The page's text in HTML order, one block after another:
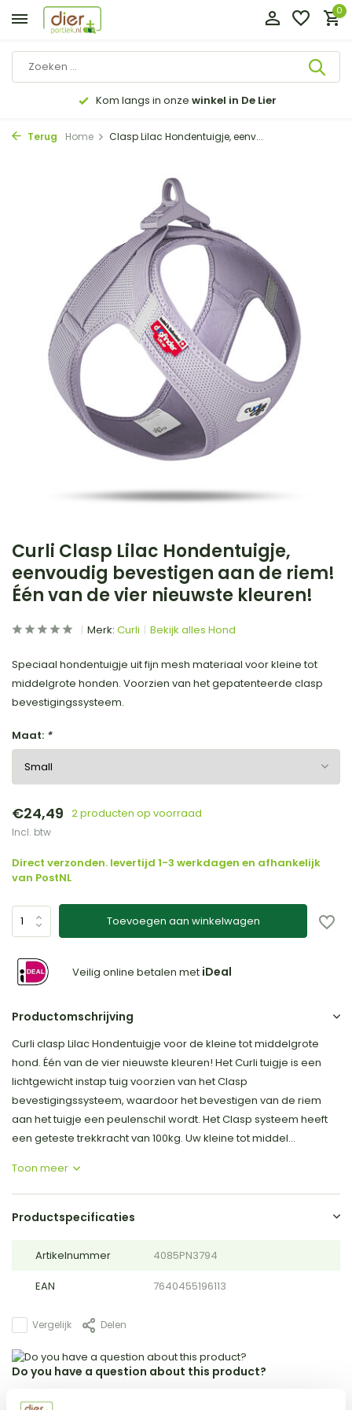
0
Kom langs in onze winkel in De Lier
Terug Home Clasp Lilac Hondentuigje, eenv...
Curli Clasp Lilac Hondentuigje,
eenvoudig bevestigen aan de riem!
Één van de vier nieuwste kleuren!
Merk: Curli Bekijk alles Hond
Speciaal hondentuigje uit fijn mesh materiaal voor kleine tot
middelgrote honden. Voorzien van het gepatenteerde clasp
bevestigingssysteem.
Maat: *
€24,49 2 producten op voorraad
Incl. btw
Direct verzonden. levertijd 1-3 werkdagen en afhankelijk
van PostNL
Toevoegen aan winkelwagen
Veilig online betalen met iDeal
Productomschrijving
Curli clasp Lilac Hondentuigje voor de kleine tot middelgrote
hond. Één van de vier nieuwste kleuren! Het Curli tuigje is een
lichtgewicht instap tuig voorzien van het Clasp
bevestigingssysteem, waardoor het bevestigen van de riem
aan het tuigje een peulenschil wordt. Het Clasp systeem heeft
een geteste trekkracht van 100kg. Uw kleine tot middel...
Toon meer
Productspecificaties
Artikelnummer 4085PN3794
EAN 7640455196113
Vergelijk Delen
Do you have a question about this product?